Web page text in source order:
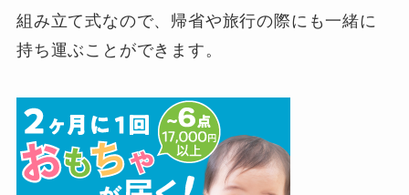
組み立て式なので、帰省や旅行の際にも一緒に
持ち運ぶことができます。